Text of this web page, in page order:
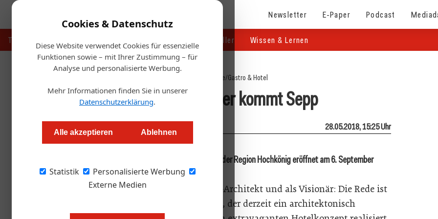
Cookies & Datenschutz
Diese Website verwendet Cookies für essenzielle
Funktionen sowie – mit Ihrer Zustimmung – für
Analyse und personalisierte Werbung.
Mehr Informationen finden Sie in unserer
Datenschutzerklärung.
Alle akzeptieren Ablehnen
Statistik
Personalisierte Werbung
Externe Medien
Newsletter E-Paper Podcast
Touristik Handel & Hersteller Wissen & Lernen
Startseite/Gastro & Hotel
Im September kommt Sepp
Redaktion 28.05.2018, 15:25 Uhr
Das alpine Boutique Hotel Sepp in Maria Alm in der Region Hochkönig eröffnet am 6. September
Er bezeichnet sich selbst als Hobby-Architekt und als Visionär: Die Rede ist
von Hotelier Josef „Sepp“ Schwaiger, der derzeit ein architektonisch